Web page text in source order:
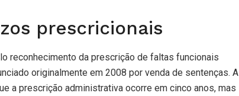
prescricionais
reconhecimento da prescrição de faltas funcionais
originalmente em 2008 por venda de sentenças. A
a prescrição administrativa ocorre em cinco anos, mas